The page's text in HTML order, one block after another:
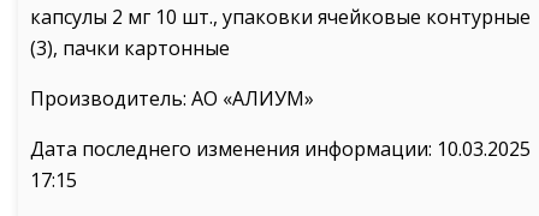
капсулы 2 мг 10 шт., упаковки ячейковые контурные
(3), пачки картонные
Производитель: АО «АЛИУМ»
Дата последнего изменения информации: 10.03.2025
17:15